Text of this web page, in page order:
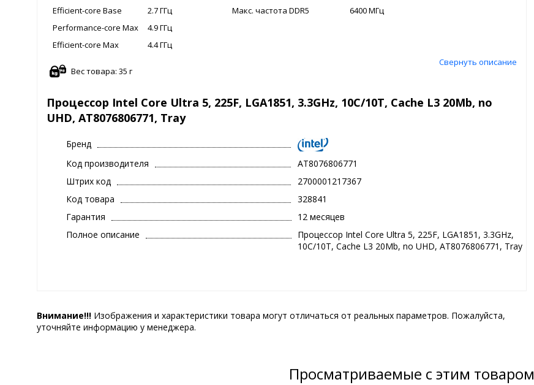
Efficient-core Base
2.7 ГГц
Performance-core Max
4.9 ГГц
Efficient-core Max
4.4 ГГц
Макс. частота DDR5
6400 МГц
Свернуть описание
Вес товара: 35 г
Процессор Intel Core Ultra 5, 225F, LGA1851, 3.3GHz, 10C/10T, Cache L3 20Mb, no
UHD, AT8076806771, Tray
Бренд
Код производителя
AT8076806771
Штрих код
2700001217367
Код товара
328841
Гарантия
12 месяцев
Полное описание
Процессор Intel Core Ultra 5, 225F, LGA1851, 3.3GHz,
10C/10T, Cache L3 20Mb, no UHD, AT8076806771, Tray
Внимание!!! Изображения и характеристики товара могут отличаться от реальных параметров. Пожалуйста,
уточняйте информацию у менеджера.
Просматриваемые с этим товаром